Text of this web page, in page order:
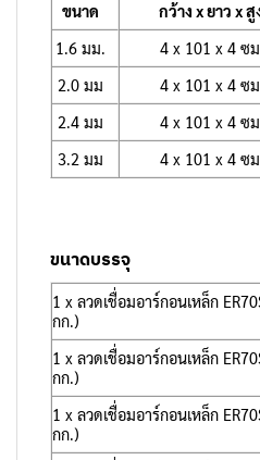
ขนาด กว้าง x ยาว x สู
1.6 มม.
4 x 101 x 4 ซ
2.0 มม
4 x 101 x 4 ซ
2.4 มม
4 x 101 x 4 ซ
3.2 มม
4 x 101 x 4 ซ
ขนาดบรรจุ
1 x ลวดเชื่อมอาร์กอนเหล็ก
กก.)
1 x ลวดเชื่อมอาร์กอนเหล็ก
กก.)
1 x ลวดเชื่อมอาร์กอนเหล็ก
กก.)